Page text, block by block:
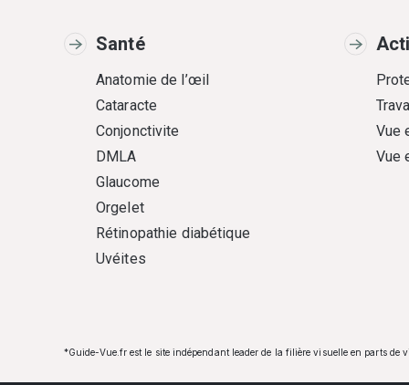
Santé
Anatomie de l’œil
Cataracte
Conjonctivite
DMLA
Glaucome
Orgelet
Rétinopathie diabétique
Uvéites
Vue
Vue
*Guide-Vue.fr est le site indépendant leader de la filière visuelle en parts de